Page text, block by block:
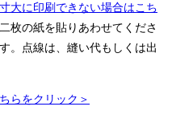
大に印刷できない場合はこち
枚の紙を貼りあわせてくださ
。点線は、縫い代もしくは出
らをクリック＞